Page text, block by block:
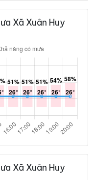
Xã Xuân Huy
Xã Xuân Huy